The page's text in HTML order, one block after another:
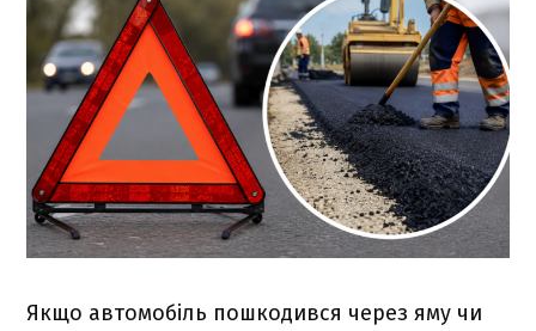
Якщо автомобіль пошкодився через яму чи